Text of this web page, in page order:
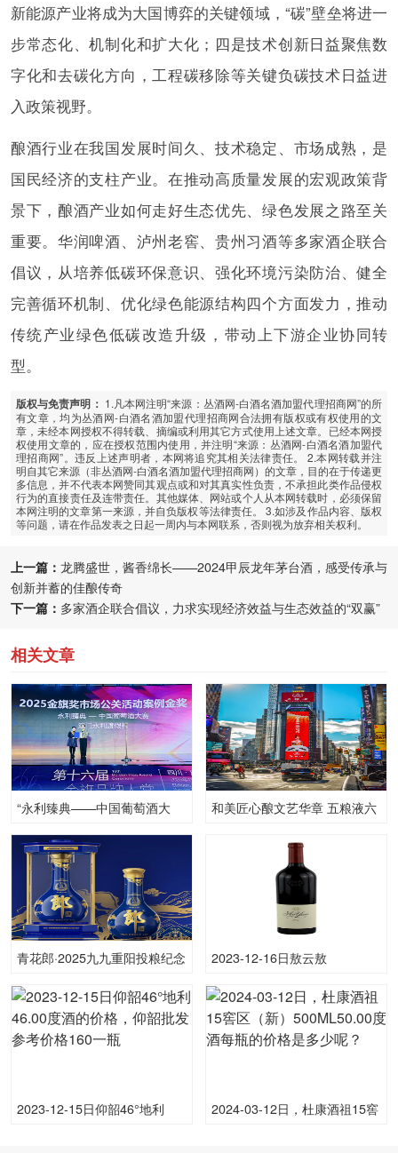
新能源产业将成为大国博弈的关键领域，“碳”壁垒将进一
步常态化、机制化和扩大化；四是技术创新日益聚焦数
字化和去碳化方向，工程碳移除等关键负碳技术日益进
入政策视野。
酿酒行业在我国发展时间久、技术稳定、市场成熟，是
国民经济的支柱产业。在推动高质量发展的宏观政策背
景下，酿酒产业如何走好生态优先、绿色发展之路至关
重要。华润啤酒、泸州老窖、贵州习酒等多家酒企联合
倡议，从培养低碳环保意识、强化环境污染防治、健全
完善循环机制、优化绿色能源结构四个方面发力，推动
传统产业绿色低碳改造升级，带动上下游企业协同转
型。
版权与免责声明： 1.凡本网注明“来源：丛酒网-白酒名酒加盟代理招商网”的所
有文章，均为丛酒网-白酒名酒加盟代理招商网合法拥有版权或有权使用的文
章，未经本网授权不得转载、摘编或利用其它方式使用上述文章。已经本网授
权使用文章的，应在授权范围内使用，并注明“来源：丛酒网-白酒名酒加盟代
理招商网”。违反上述声明者，本网将追究其相关法律责任。 2.本网转载并注
明自其它来源（非丛酒网-白酒名酒加盟代理招商网）的文章，目的在于传递更
多信息，并不代表本网赞同其观点或和对其真实性负责，不承担此类作品侵权
行为的直接责任及连带责任。其他媒体、网站或个人从本网转载时，必须保留
本网注明的文章第一来源，并自负版权等法律责任。 3.如涉及作品内容、版权
等问题，请在作品发表之日起一周内与本网联系，否则视为放弃相关权利。
上一篇： 龙腾盛世，酱香绵长——2024甲辰龙年茅台酒，感受传承与
创新并蓄的佳酿传奇
下一篇： 多家酒企联合倡议，力求实现经济效益与生态效益的“双赢”
相关文章
“永利臻典——中国葡萄酒大
和美匠心酿文艺华章 五粮液六
青花郎·2025九九重阳投粮纪念
潮
2023-12-16日敖云敖
云批发参考价格2,630一瓶
2023-12-15日仰韶46°地利
2024-03-12日，杜康酒祖15窖